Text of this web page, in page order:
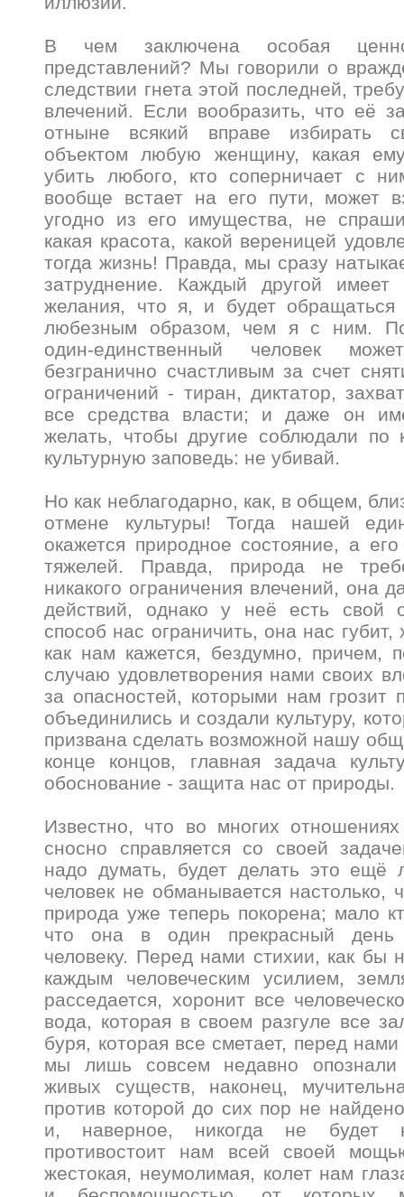
В чем заключена особая
представлений? Мы говорили о
следствии гнета этой последней,
влечений. Если вообразить, что её
отныне всякий вправе избирать
объектом любую женщину, какая
убить любого, кто соперничает с
вообще встает на его пути, может
угодно из его имущества, не
какая красота, какой вереницей
тогда жизнь! Правда, мы сразу
затруднение. Каждый другой
желания, что я, и будет
любезным образом, чем я с ним. По
один-единственный человек
безгранично счастливым за счет
ограничений - тиран, диктатор,
все средства власти; и даже он
желать, чтобы другие соблюдали по
культурную заповедь: не убивай.
Но как неблагодарно, как, в общем,
отмене культуры! Тогда нашей
окажется природное состояние, а
тяжелей. Правда, природа не
никакого ограничения влечений, она
действий, однако у неё есть свой
способ нас ограничить, она нас
как нам кажется, бездумно, причем,
случаю удовлетворения нами своих
за опасностей, которыми нам
объединились и создали культуру,
призвана сделать возможной нашу
конце концов, главная задача
обоснование - защита нас от природы.
Известно, что во многих
сносно справляется со своей
надо думать, будет делать это
человек не обманывается настолько,
природа уже теперь покорена; мало
что она в один прекрасный день
человеку. Перед нами стихии, как бы
каждым человеческим усилием,
расседается, хоронит все
вода, которая в своем разгуле все
буря, которая все сметает, перед
мы лишь совсем недавно опознали
живых существ, наконец,
против которой до сих пор не
и, наверное, никогда не будет
противостоит нам всей своей
жестокая, неумолимая, колет нам